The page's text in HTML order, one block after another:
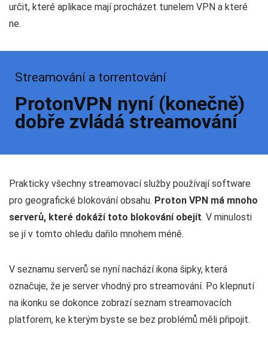
určit, které aplikace mají procházet tunelem VPN a které
ne.
Streamování a torrentování
ProtonVPN nyní (konečně)
dobře zvládá streamování
Prakticky všechny streamovací služby používají software
pro geografické blokování obsahu. Proton VPN má mnoho
serverů, které dokáží toto blokování obejít. V minulosti
se jí v tomto ohledu dařilo mnohem méně.
V seznamu serverů se nyní nachází ikona šipky, která
označuje, že je server vhodný pro streamování. Po klepnutí
na ikonku se dokonce zobrazí seznam streamovacích
platforem, ke kterým byste se bez problémů měli připojit.